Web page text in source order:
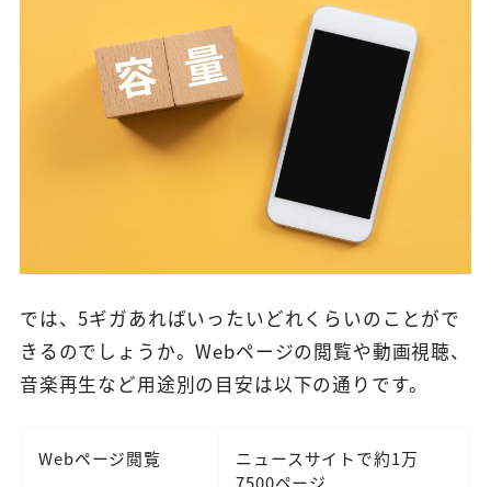
では、5ギガあればいったいどれくらいのことがで
きるのでしょうか。Webページの閲覧や動画視聴、
音楽再生など用途別の目安は以下の通りです。
Webページ閲覧
ニュースサイトで約1万